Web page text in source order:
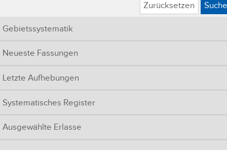
Zurücksetzen
Gebietssystematik
Neueste Fassungen
Letzte Aufhebungen
Systematisches Register
Ausgewählte Erlasse